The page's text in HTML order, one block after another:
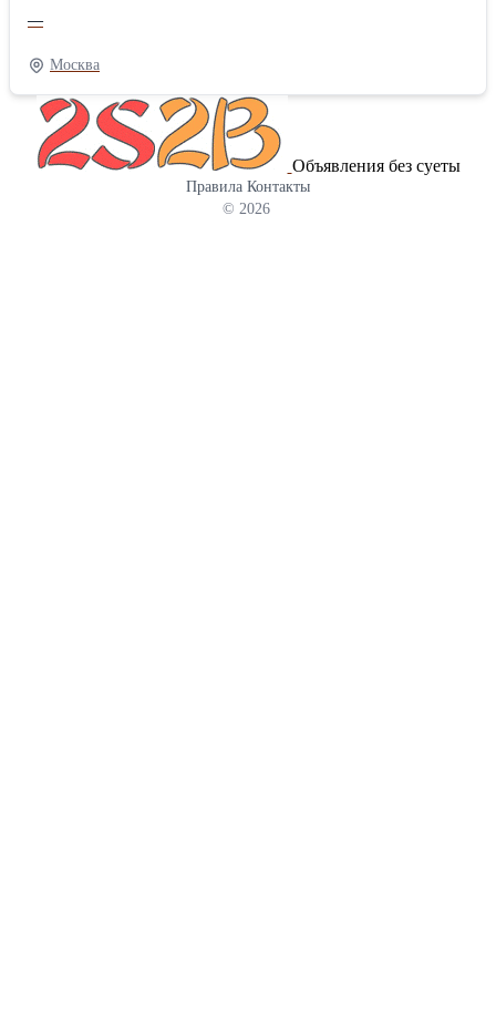
Казахстан, Киргизия, Таджикистан и др.). Работаем напрямую
как производитель и гарантируем строгое соответствие
экспортным стандартам качества. Наш ассортимент для
экспортных поставок: * Белый сахар-песок: ГОСТ 33222-2015
(категория ТС2), код ТН ВЭД 1701 99 100 0. Полностью сухой,
идеален для транспортировки. * Зерновые культуры: Пшеница
(продовольственная/фуражная), кукуруза продовольственная,
ячмень. * Бобовые культуры: Горох, соя. * Масличные культуры:
—
Москва
Объявления без суеты
Правила Контакты
© 2026